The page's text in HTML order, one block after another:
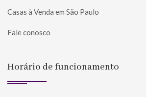
Casas à Venda em São Paulo
Fale conosco
Horário de funcionamento